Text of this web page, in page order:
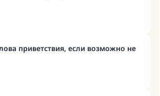
приветствия, если возможно не
помог сохранить